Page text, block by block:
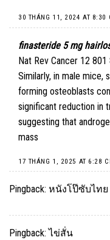
30 THÁNG 11, 2024 AT 8:30
finasteride 5 mg
Nat Rev Cancer 12 801
Similarly, in male mice,
forming osteoblasts
significant reduction in
suggesting that
mass
17 THÁNG 1, 2025 AT 6:28
Pingback: หนังโป๊ซับไทย
Pingback:ไข่สั่น